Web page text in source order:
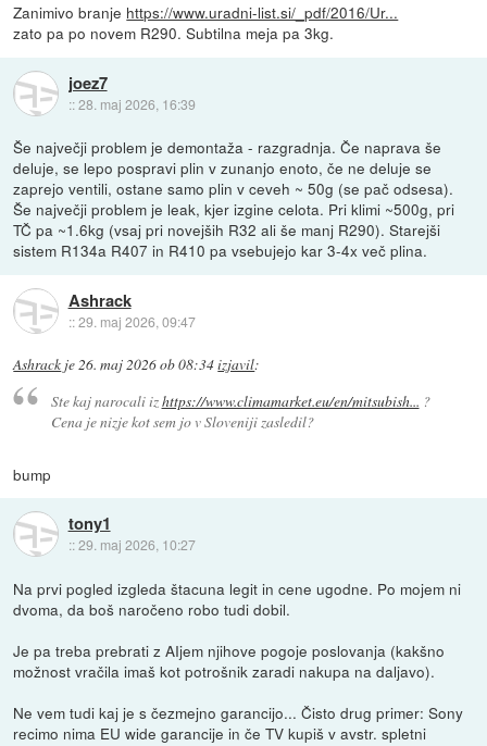
Zanimivo branje https://www.uradni-list.si/_pdf/2016/Ur...
zato pa po novem R290. Subtilna meja pa 3kg.
joez7
::28. maj 2026, 16:39
Še največji problem je demontaža - razgradnja. Če naprava še
deluje, se lepo pospravi plin v zunanjo enoto, če ne deluje se
zaprejo ventili, ostane samo plin v ceveh ~ 50g (se pač odsesa).
Še največji problem je leak, kjer izgine celota. Pri klimi ~500g, pri
TČ pa ~1.6kg (vsaj pri novejših R32 ali še manj R290). Starejši
sistem R134a R407 in R410 pa vsebujejo kar 3-4x več plina.
Ashrack
::29. maj 2026, 09:47
Ashrack je26. maj 2026 ob 08:34izjavil:
Ste kaj narocali izhttps://www.climamarket.eu/en/mitsubish... ?
Cena je nizje kot sem jo v Sloveniji zasledil?
bump
tony1
::29. maj 2026, 10:27
Na prvi pogled izgleda štacuna legit in cene ugodne. Po mojem ni
dvoma, da boš naročeno robo tudi dobil.
Je pa treba prebrati z AIjem njihove pogoje poslovanja (kakšno
možnost vračila imaš kot potrošnik zaradi nakupa na daljavo).
Ne vem tudi kaj je s čezmejno garancijo... Čisto drug primer: Sony
recimo nima EU wide garancije in če TV kupiš v avstr. spletni